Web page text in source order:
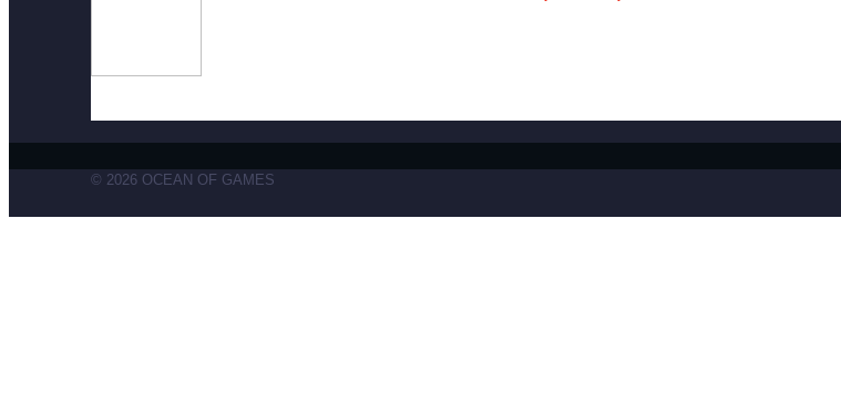
© 2026 OCEAN OF GAMES